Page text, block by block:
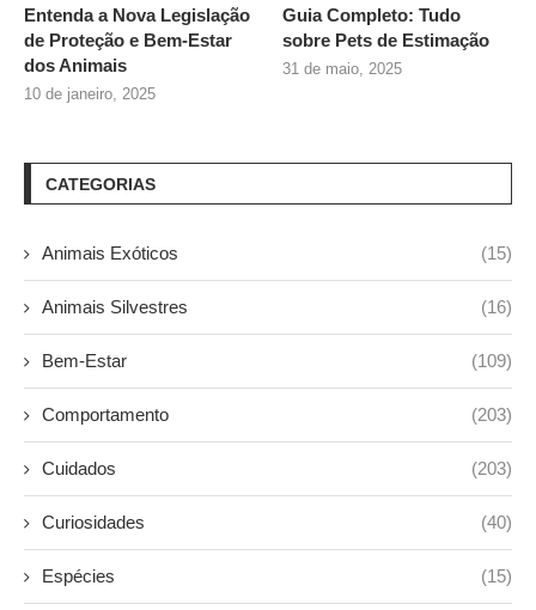
Entenda a Nova Legislação
de Proteção e Bem-Estar
dos Animais
10 de janeiro, 2025
Guia Completo: Tudo
sobre Pets de Estimação
31 de maio, 2025
CATEGORIAS
Animais Exóticos (15)
Animais Silvestres (16)
Bem-Estar (109)
Comportamento (203)
Cuidados (203)
Curiosidades (40)
Espécies (15)